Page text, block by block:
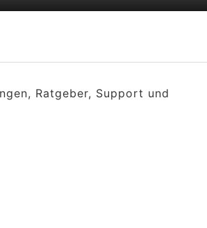
Ratgeber, Support und